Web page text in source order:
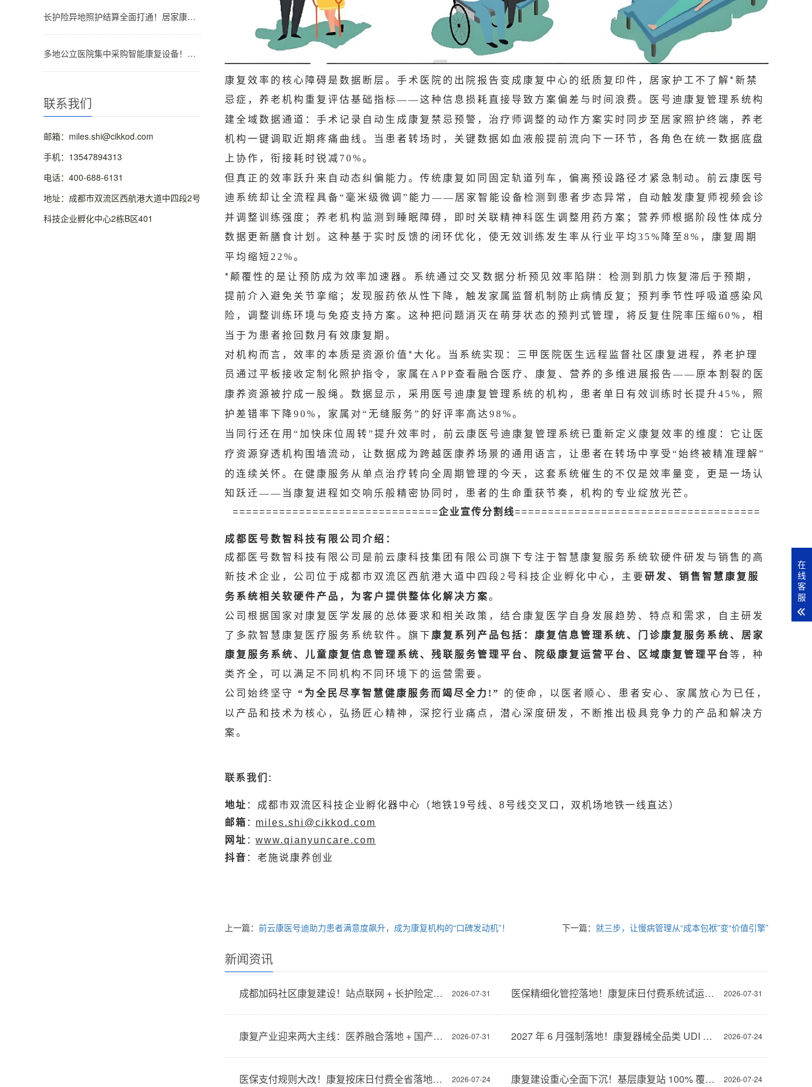
长护险异地照护结算全面打通！居家康复、辅具租赁跨省直接报销无需跑腿
多地公立医院集中采购智能康复设备！外骨骼、脑机康复系统批量进入临床病区
联系我们
邮箱：miles.shi@cikkod.com
手机：13547894313
电话：400-688-6131
地址：成都市双流区西航港大道中四段2号
科技企业孵化中心2栋B区401
康复效率的核心障碍是数据断层。手术医院的出院报告变成康复中心的纸质复印件，居家护工不了解*新禁
忌症，养老机构重复评估基础指标——这种信息损耗直接导致方案偏差与时间浪费。医号迪康复管理系统构
建全域数据通道：手术记录自动生成康复禁忌预警，治疗师调整的动作方案实时同步至居家照护终端，养老
机构一键调取近期疼痛曲线。当患者转场时，关键数据如血液般提前流向下一环节，各角色在统一数据底盘
上协作，衔接耗时锐减 70%。
但真正的效率跃升来自动态纠偏能力。传统康复如同固定轨道列车，偏离预设路径才紧急制动。前云康医号
迪系统却让全流程具备“毫米级微调 ” 能力 —— 居家智能设备检测到患者步态异常，自动触发康复师视频会诊
并调整训练强度；养老机构监测到睡眠障碍，即时关联精神科医生调整用药方案；营养师根据阶段性体成分
数据更新膳食计划。这种基于实时反馈的闭环优化，使无效训练发生率从行业平均 35% 降至 8% ，康复周期
平均缩短 22%。
*颠覆性的是让预防成为效率加速器。系统通过交叉数据分析预见效率陷阱：检测到肌力恢复滞后于预期，
提前介入避免关节挛缩；发现服药依从性下降，触发家属监督机制防止病情反复；预判季节性呼吸道感染风
险，调整训练环境与免疫支持方案。这种把问题消灭在萌芽状态的预判式管理，将反复住院率压缩60% ，相
当于为患者抢回数月有效康复期。
对机构而言，效率的本质是资源价值*大化。当系统实现：三甲医院医生远程监督社区康复进程，养老护理
员通过平板接收定制化照护指令，家属在 APP查看融合医疗、康复、营养的多维进展报告 —— 原本割裂的医
康养资源被拧成一股绳。数据显示，采用医号迪康复管理系统的机构，患者单日有效训练时长提升45% ，照
护差错率下降90% ，家属对“无缝服务” 的好评率高达 98%。
当同行还在用 “加快床位周转”提升效率时，前云康医号迪康复管理系统已重新定义康复效率的维度：它让医
疗资源穿透机构围墙流动，让数据成为跨越医康养场景的通用语言，让患者在转场中享受 “始终被精准理解”
的连续关怀。在健康服务从单点治疗转向全周期管理的今天，这套系统催生的不仅是效率量变，更是一场认
知跃迁—— 当康复进程如交响乐般精密协同时，患者的生命重获节奏，机构的专业绽放光芒。
===============================企业宣传分割线=====================================
成都医号数智科技有限公司介绍：
成都医号数智科技有限公司是前云康科技集团有限公司旗下专注于智慧康复服务系统软硬件研发与销售的高
新技术企业，公司位于成都市双流区西航港大道中四段 2 号科技企业孵化中心，主要研发、销售智慧康复服
务系统相关软硬件产品，为客户提供整体化解决方案。
公司根据国家对康复医学发展的总体要求和相关政策，结合康复医学自身发展趋势、特点和需求，自主研发
了多款智慧康复医疗服务系统软件。旗下康复系列产品包括：康复信息管理系统、门诊康复服务系统、居家
康复服务系统、儿童康复信息管理系统、残联服务管理平台、院级康复运营平台、区域康复管理平台等，种
类齐全，可以满足不同机构不同环境下的运营需要。
公司始终坚守
“ 为全民尽享智慧健康服务而竭尽全力 !”
的使命，以医者顺心、患者安心、家属放心为已任，
以产品和技术为核心，弘扬匠心精神，深挖行业痛点，潜心深度研发，不断推出极具竞争力的产品和解决方
案。
联系我们:
地址 ：成都市双流区科技企业孵化器中心（地铁19号线、8号线交叉口，双机场地铁一线直达）
邮箱 ：miles.shi@cikkod.com
网址 ：www.qianyuncare.com
抖音 ：老施说康养创业
上一篇： 前云康医号迪助力患者满意度飙升，成为康复机构的“口碑发动机”！ 下一篇： 就三步，让慢病管理从“成本包袱”变“价值引擎”
新闻资讯
2026-07-31
成都加码社区康复建设！站点联网 + 长护险定点，家门口享受专业康复服务 2026-07-31
医保精细化管控落地！康复床日付费系统试运行，无疗效康复不予结算
2026-07-31
康复产业迎来两大主线：医养融合落地 + 国产智能康复设备批量下沉市场 2026-07-24
2027 年 6 月强制落地！康复器械全品类 UDI 溯源，无码产品禁止政府采购与医保结算
2026-07-24
医保支付规则大改！康复按床日付费全省落地，超期无疗效直接拒付 2026-07-24
康复建设重心全面下沉！基层康复站 100% 覆盖，县域康养融合迎来爆发期
在
线
客
服